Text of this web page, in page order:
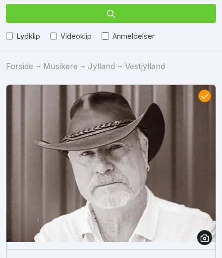
Lydklip Videoklip Anmeldelser
Forside Musikere Jylland Vestjylland